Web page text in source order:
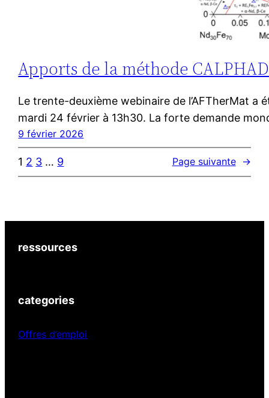
Apports de la méthode
Le trente-deuxième webinaire de l’AFTherMat a
mardi 24 février à 13h30. La forte demande
9 février 2026
1 2 3 … 9 Page suivante →
ressources
categories
Offres d’emploi